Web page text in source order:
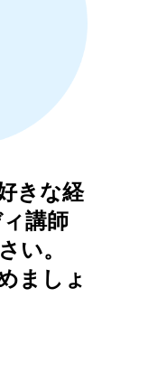
きな経
講師
い。
ましょ